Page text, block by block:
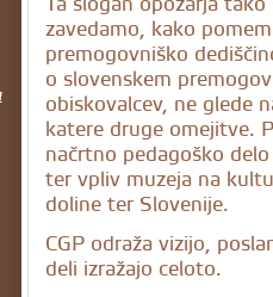
zavedamo, kako
premogovniško
o slovenskem
obiskovalcev, ne glede
katere druge omejitve.
načrtno pedagoško
ter vpliv muzeja na
doline ter Slovenije.
CGP odraža vizijo,
deli izražajo celoto.